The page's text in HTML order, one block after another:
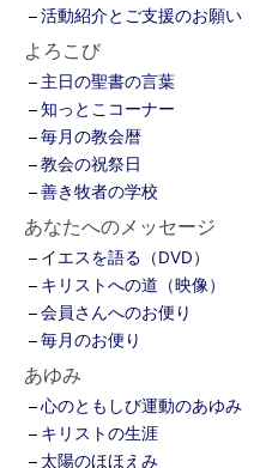
活動紹介とご支援のお願い
よろこび
主日の聖書の言葉
知っとこコーナー
毎月の教会暦
教会の祝祭日
善き牧者の学校
あなたへのメッセージ
イエスを語る（DVD）
キリストへの道（映像）
会員さんへのお便り
毎月のお便り
あゆみ
心のともしび運動のあゆみ
キリストの生涯
太陽のほほえみ